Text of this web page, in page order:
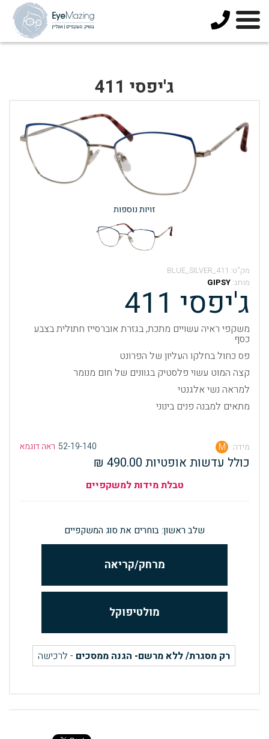
3744678
ג'יפסי 411
זויות נוספות
מק”ט: 411_BLUE_SILVER
מותג: GIPSY
ג'יפסי 411
משקפי ראיה עשויים מתכת, בגזרת אוברסייז חתולית בצבע
כסף
פס כחול בחלקו העליון של הפרונט
קצה המוט עשוי פלסטיק בגוונים של חום מנומר
למראה נשי אלגנטי
מתאים למבנה פנים בינוני
מידה: M
52-19-140 ראה דוגמא
כולל עדשות אופטיות 490.00 ₪
טבלת מידות למשקפיים
שלב ראשון: בוחרים את סוג המשקפיים
מרחק/קריאה
מולטיפוקל
רק מסגרת/ ללא מרשם- הגנה ממסכים - לרכישה